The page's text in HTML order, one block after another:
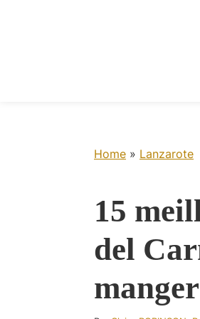
Home » Lanzarote
15
del
manger